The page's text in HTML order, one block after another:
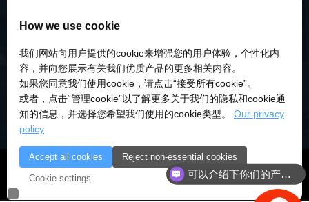
© 2018-2026 深圳市研伟科技有限公司 版权所有 |粤ICP备
18028922号-3
粤公安备：10000
How we use cookie
我们网站向用户提供的cookie来增强您的用户体验，个性化内
容，并向您展示有关我们优质产品的更多相关内容。
如果您同意我们使用cookie，请点击“接受所有cookie”。
或者，点击“管理cookie”以了解更多关于我们的隐私和cookie通
知的信息，并选择您希望我们使用的cookie类型。 Our privacy
policy
Accept all cookies Reject non-essential cookies
Cookie settings 可以介绍下你们的产品么